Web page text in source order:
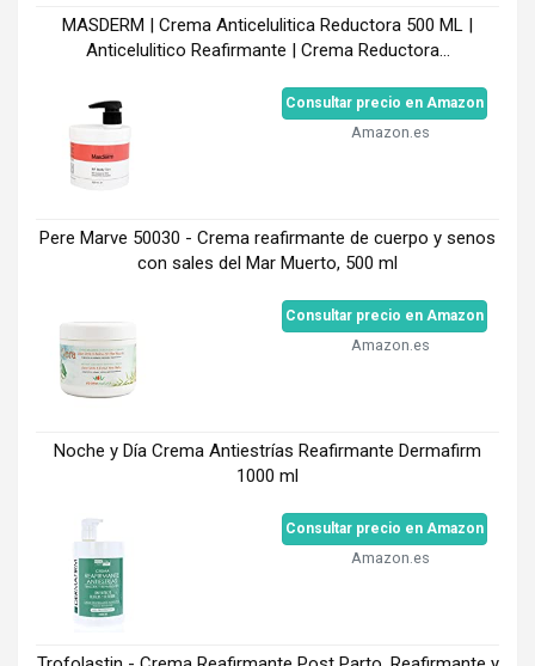
MASDERM | Crema Anticelulitica Reductora 500 ML |
Anticelulitico Reafirmante | Crema Reductora...
Consultar precio en Amazon
Amazon.es
Pere Marve 50030 - Crema reafirmante de cuerpo y senos
con sales del Mar Muerto, 500 ml
Consultar precio en Amazon
Amazon.es
Noche y Día Crema Antiestrías Reafirmante Dermafirm
1000 ml
Consultar precio en Amazon
Amazon.es